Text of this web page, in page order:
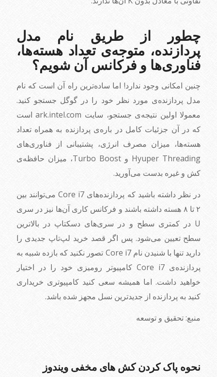
چطور از طریق نام مدل
پردازنده، متوجه‌ی تعداد هسته‌ها،
فناوری‌ها و فرکانس آن شویم؟
چنین امکانی وجود ندارد! اما ساده‌ترین راه آن است که نام
مدل پردازنده‌ی مورد نظر خود را در گوگل جستجو کنید.
معمولا اولین نتیجه‌ی جستجو، سایت ark.intel.com است
که در آن جزئیات کامل در باره‌ی پردازنده به همراه تعداد
هسته‌ها، میزان مصرف انرژی، پشتیبانی از فناوری‌های
Hyuper Threading و Turbo Boost، میزان حافظه‌ی
کش و غیره بدست می‌آورید.
در نظر داشته باشید که پردازنده‌های Core i7 می‌توانند بین
۲ تا ۸ هسته داشته باشند و فرکانس کاری آن‌ها نیز در سری
U در کمتری سطح و در سری‌های دسکتاپ در بالاترین
سطح تعیین می‌شود. پس اگر قصد خرید لپ‌تاپ جدیدی را
دارید تنها با شنیدن نام Core i7 تصور نکنید که بازده شبیه به
پردازنده‌‌ی Core i7 کامپیوتر رومیزی خود را در اختیار
خواهید داشت. اما همیشه سعی کنید کامپیوتری خریداری
کنید به پردازنده از جدیدترین نسل مجهز شده باشد.
منبع: تحقیق و توسعه
نحوه پاک کردن کش های مخفی ویندوز